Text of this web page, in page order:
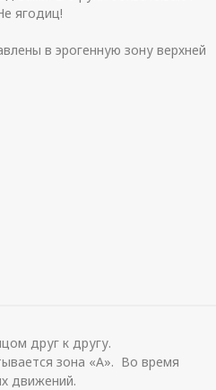
ягодиц!
в эрогенную зону верхней
друг к другу.
зона «А». Во время
движений.